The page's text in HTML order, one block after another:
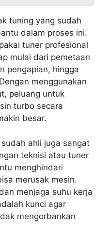
tuning yang sudah
dalam proses ini.
tuner profesional
mulai dari pemetaan
pengapian, hingga
menggunakan
peluang untuk
turbo secara
besar.
ahli juga sangat
teknisi atau tuner
menghindari
merusak mesin.
menjaga suhu kerja
kunci agar
mengorbankan